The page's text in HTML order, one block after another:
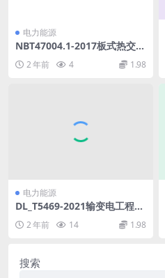
电力能源
NBT47004.1-2017板式热交换
换器(27.38MB)pdf
2 年前 4 1.98
电力能源
DL_T5469-2021输变电工程可
行性研究投资估算编制导则(7.
81MB)pdf
2 年前 14 1.98
搜索